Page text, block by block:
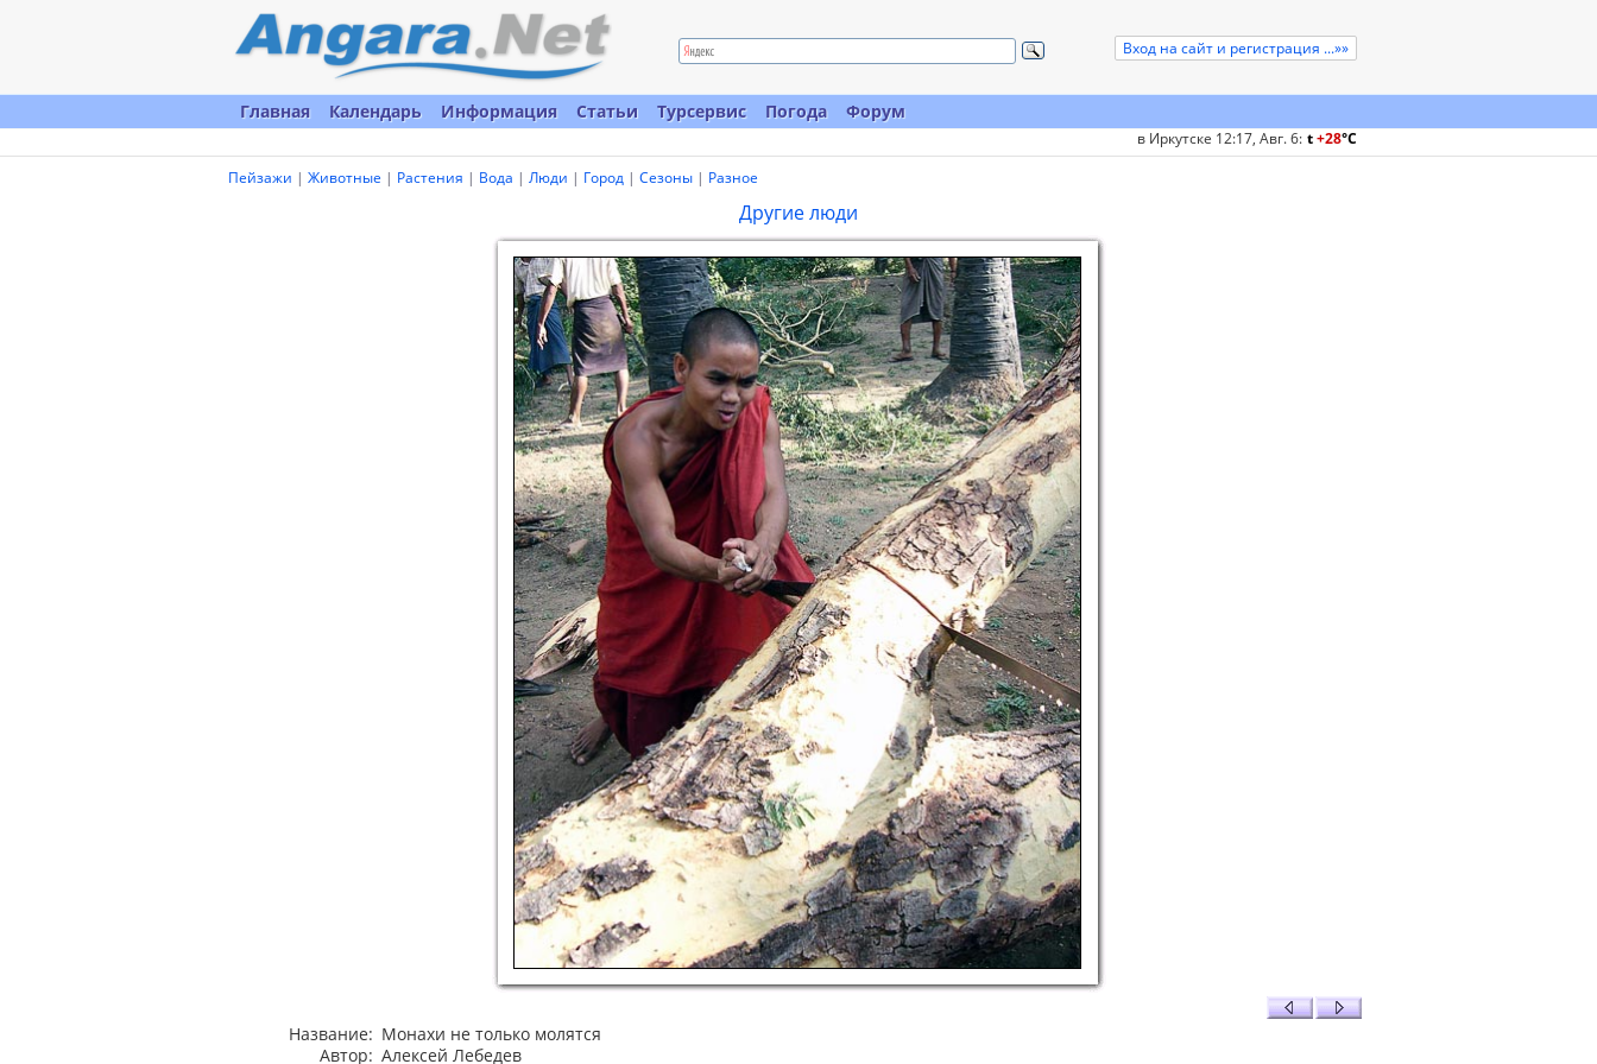
Вход на сайт и регистрация ...»»
Главная Календарь Информация Статьи Турсервис Погода Форум
в Иркутске 12:17, Авг. 6: t+28°C
Пейзажи | Животные | Растения | Вода | Люди | Город | Сезоны | Разное
Другие люди
Название: Монахи не только молятся
Автор: Алексей Лебедев